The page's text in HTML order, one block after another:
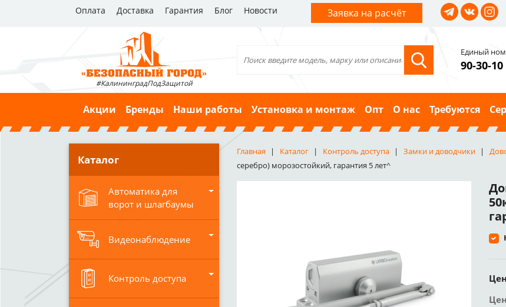
Оплата Доставка Гарантия Блог Новости Заявка на расчёт
#КалининградПодЗащитой
Единый
90-30-10
Акции Бренды Наши работы Установка и монтаж Опт О нас Требуются
Каталог
Автоматика для
ворот и шлагбаумы
Видеонаблюдение
Контроль доступа
Главная Каталог Контроль доступа Замки и доводчики
серебро) морозостойкий, гарантия 5 лет^